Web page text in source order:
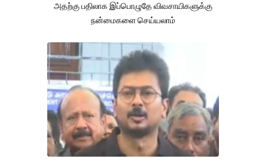
அதற்கு பதிலாக இப்பொழுதே விவசாயிகளுக்கு
நன்மைகளை செய்யலாம்